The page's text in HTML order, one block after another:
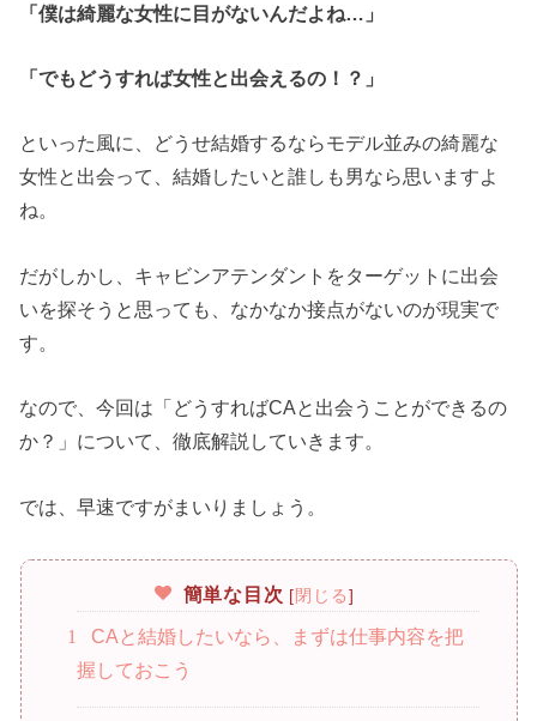
「僕は綺麗な女性に目がないんだよね…」
「でもどうすれば女性と出会えるの！？」
といった風に、どうせ結婚するならモデル並みの綺麗な
女性と出会って、結婚したいと誰しも男なら思いますよ
ね。
だがしかし、キャビンアテンダントをターゲットに出会
いを探そうと思っても、なかなか接点がないのが現実で
す。
なので、今回は「どうすればCAと出会うことができるの
か？」について、徹底解説していきます。
では、早速ですがまいりましょう。
簡単な目次 [閉じる]
1
CAと結婚したいなら、まずは仕事内容を把
握しておこう